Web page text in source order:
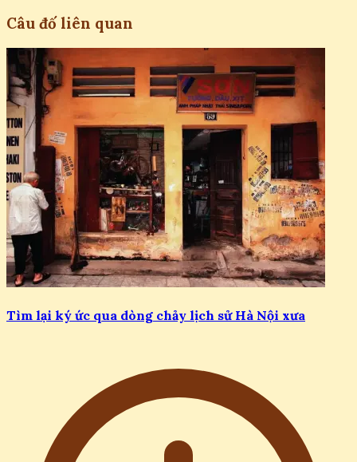
Câu đố liên quan
Tìm lại ký ức qua dòng chảy lịch sử Hà Nội xưa